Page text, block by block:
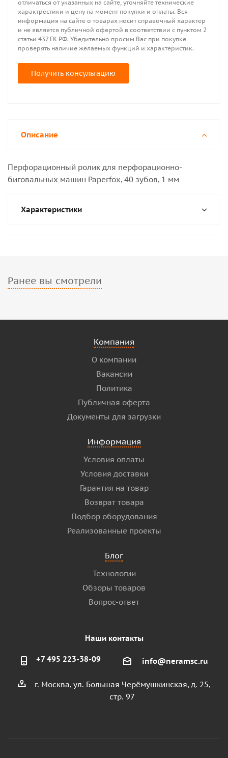
отличаться от указанных на сайте, уточняйте технические
характрестики и цену на момент покупки и оплаты. Вся
информация на сайте о товарах носит справочный характер
и не является публичной офертой в соответствии с пунктом 2
статьи 437 ГК РФ. Убедительно просим Вас при покупке
проверять наличие желаемых функций и характеристик.
Получить консультацию
Описание
Перфорационный ролик для перфорационно-
биговальных машин Paperfox, 40 зубов, 1 мм
Характеристики
Ранее вы смотрели
Компания
О компании
Вакансии
Политика
Публичная оферта
Документы для загрузки
Информация
Условия оплаты
Условия доставки
Гарантия на товар
Возврат товара
Подбор оборудования
Реализованные проекты
Блог
Технологии
Обзоры товаров
Вопрос-ответ
Наши контакты
+7 495 223-38-09 info@neramsc.ru
г. Москва, ул. Большая Черёмушкинская, д. 25,
стр. 97